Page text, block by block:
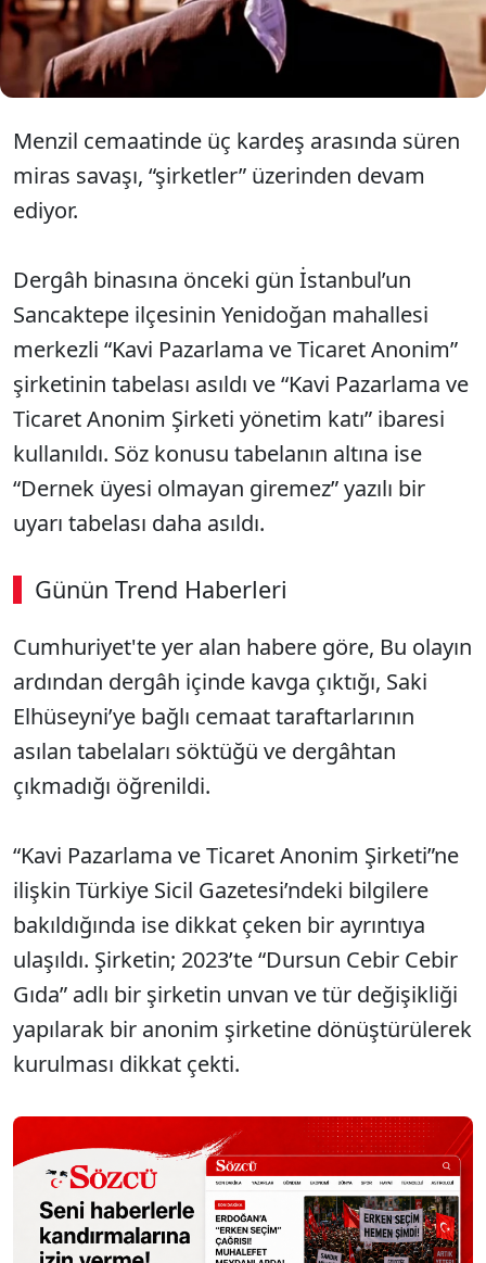
Menzil cemaatinde üç kardeş arasında süren
miras savaşı, “şirketler” üzerinden devam
ediyor.
Dergâh binasına önceki gün İstanbul’un
Sancaktepe ilçesinin Yenidoğan mahallesi
merkezli “Kavi Pazarlama ve Ticaret Anonim”
şirketinin tabelası asıldı ve “Kavi Pazarlama ve
Ticaret Anonim Şirketi yönetim katı” ibaresi
kullanıldı. Söz konusu tabelanın altına ise
“Dernek üyesi olmayan giremez” yazılı bir
uyarı tabelası daha asıldı.
Günün Trend Haberleri
00:02 / 09:08
Sesi Aç
Cumhuriyet'te yer alan habere göre, Bu olayın
ardından dergâh içinde kavga çıktığı, Saki
Elhüseyni’ye bağlı cemaat taraftarlarının
asılan tabelaları söktüğü ve dergâhtan
çıkmadığı öğrenildi.
“Kavi Pazarlama ve Ticaret Anonim Şirketi”ne
ilişkin Türkiye Sicil Gazetesi’ndeki bilgilere
bakıldığında ise dikkat çeken bir ayrıntıya
ulaşıldı. Şirketin; 2023’te “Dursun Cebir Cebir
Gıda” adlı bir şirketin unvan ve tür değişikliği
yapılarak bir anonim şirketine dönüştürülerek
kurulması dikkat çekti.